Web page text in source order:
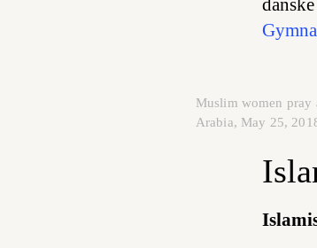
Muslim women pray
Arabia, May 25,